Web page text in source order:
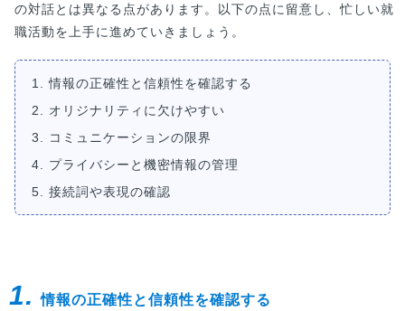
の対話とは異なる点があります。以下の点に留意し、忙しい就
職活動を上手に進めていきましょう。
1. 情報の正確性と信頼性を確認する
2. オリジナリティに欠けやすい
3. コミュニケーションの限界
4. プライバシーと機密情報の管理
5. 接続詞や表現の確認
1. 情報の正確性と信頼性を確認する